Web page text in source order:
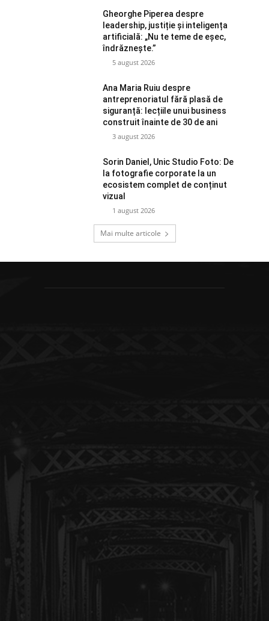
Gheorghe Piperea despre
leadership, justiție și inteligența
artificială: „Nu te teme de eșec,
îndrăznește.”
5 august 2026
Ana Maria Ruiu despre
antreprenoriatul fără plasă de
siguranță: lecțiile unui business
construit înainte de 30 de ani
3 august 2026
Sorin Daniel, Unic Studio Foto: De
la fotografie corporate la un
ecosistem complet de conținut
vizual
1 august 2026
Mai multe articole